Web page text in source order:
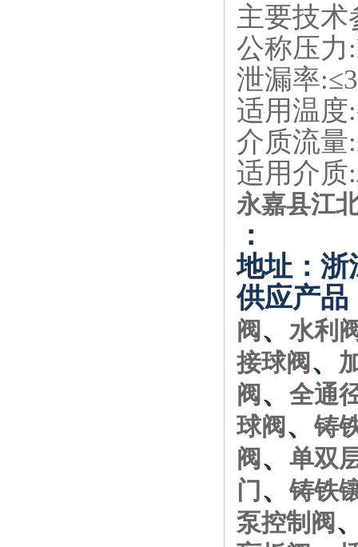
主要技术
公称压力
泄漏率
适用温
介质流量
适用介质
永嘉县江
：
地址：浙
供应产品
阀 、 水利
接球阀 、
阀 、 全通
球阀 、 铸
阀 、 单双
门 、 铸铁
泵控制阀